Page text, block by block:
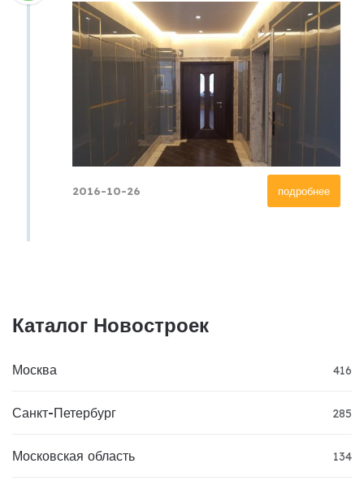
подробнее
2016-10-26
Каталог Новостроек
Москва 416
Санкт-Петербург 285
Московская область 134